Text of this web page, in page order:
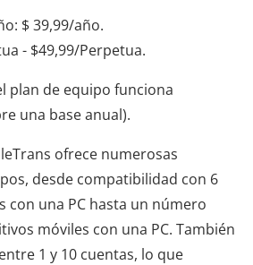
$ 39,99/año.
- $49,99/Perpetua.
plan de equipo funciona
una base anual).
ofrece numerosas
desde compatibilidad con 6
con una PC hasta un número
móviles con una PC. También
1 y 10 cuentas, lo que